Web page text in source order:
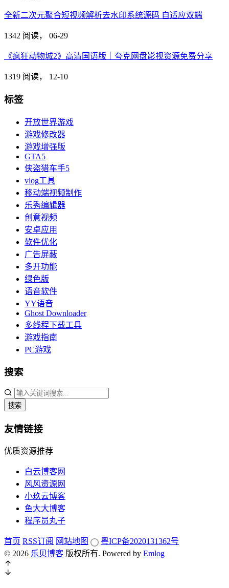
全新二次元聚合短视频解析去水印系统源码 自适应双端
1342 阅读， 06-29
《疯狂动物城2》高清国语版｜夸克网盘影视资源免费分享
1319 阅读， 12-10
标签
开放世界游戏
游戏修改器
游戏增强版
GTA5
侠盗猎车手5
vlog工具
移动端视频制作
乐秀编辑器
创意视频
安卓应用
软件优化
广告屏蔽
多开功能
绿色版
语音软件
YY语音
Ghost Downloader
多线程下载工具
游戏指南
PC游戏
搜索
搜索
友情链接
优质资源推荐
白云博客网
风风资源网
小玖云博客
鱼大大博客
程序员丸子
首页 RSS订阅 网站地图
粤ICP备2020131362号
© 2026 乐贝博客 版权所有. Powered by Emlog